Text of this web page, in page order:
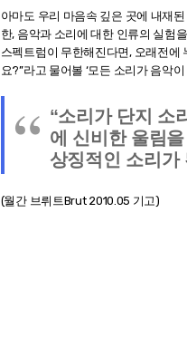
아마도 우리 마음속 깊은 곳에 내재
한, 음악과 소리에 대한 인류의 실험
스펙트럼이 무한해진다면, 오래전에
요?”라고 물어볼 ‘모든 소리가 음악
“소리가 단지 소
에 신비한 울림
상징적인 소리가
(월간 브뤼트Brut 2010.05 기고)